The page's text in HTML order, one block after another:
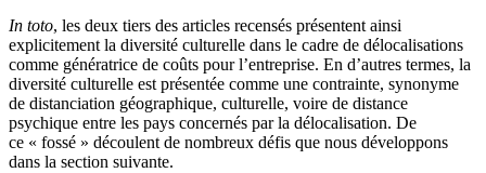
In toto, les deux tiers des articles recensés présentent ainsi
explicitement la diversité culturelle dans le cadre de délocalisations
comme génératrice de coûts pour l’entreprise. En d’autres termes, la
diversité culturelle est présentée comme une contrainte, synonyme
de distanciation géographique, culturelle, voire de distance
psychique entre les pays concernés par la délocalisation. De
ce « fossé » découlent de nombreux défis que nous développons
dans la section suivante.